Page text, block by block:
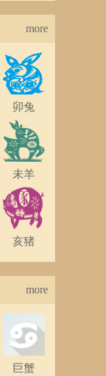
more
卯兔
未羊
亥猪
more
巨蟹